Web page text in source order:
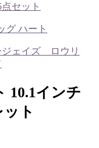
セット
グ ハート
ジェイズ ロウリ
10.1インチ
ト